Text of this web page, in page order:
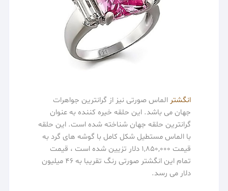
انگشترالماس صورتی نیز از گرانترین جواهرات
جهان می باشد. این حلقه خیره کننده به عنوان
گرانترین حلقه جهان شناخته شده است. این حلقه
با الماس مستطیل شکل کامل با گوشه های گرد به
قیمت 1,850,000 دلار تزیین شده است ، قیمت
تمام این انگشتر صورتی رنگ تقریبا به 46 میلیون
دلار می رسد.